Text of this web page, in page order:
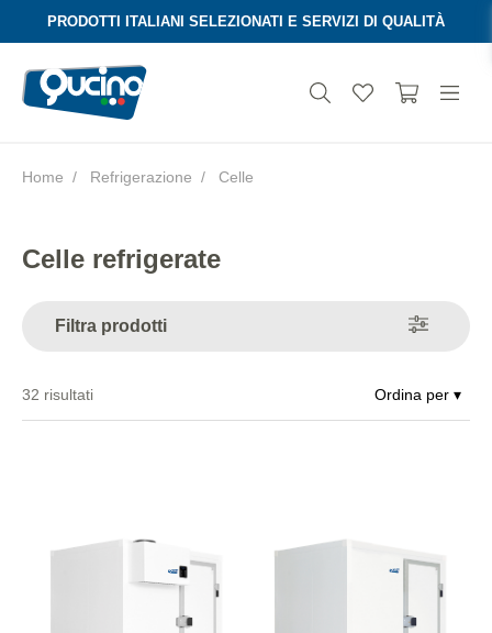
Aura
PRODOTTI ITALIANI SELEZIONATI E SERVIZI DI QUALITÀ
Home Refrigerazione Celle
Celle refrigerate
Filtra prodotti
32 risultati